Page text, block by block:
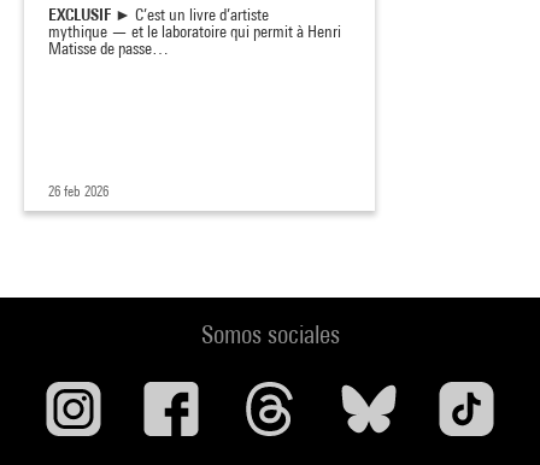
EXCLUSIF ► C’est un livre d’artiste
mythique — et le laboratoire qui permit à Henri
Matisse de passe…
26 feb 2026
Somos sociales